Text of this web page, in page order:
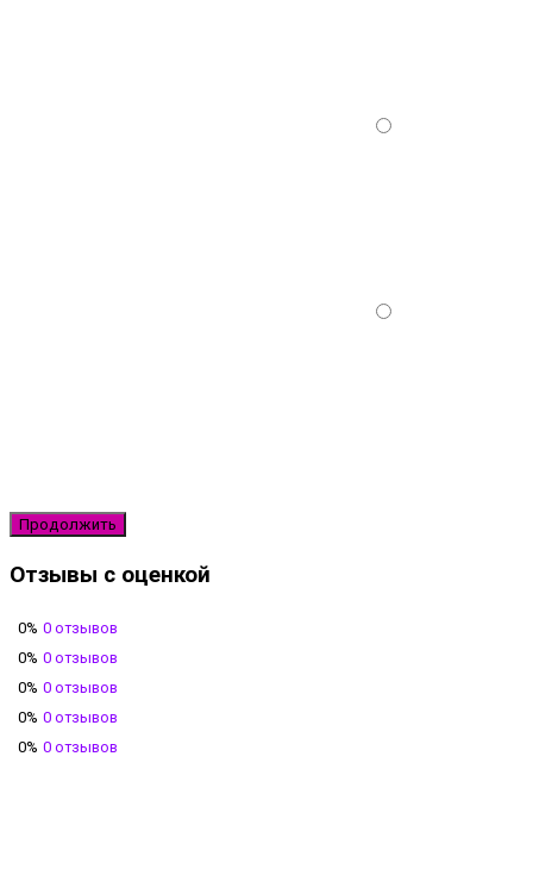
Продолжить
Отзывы с оценкой
0% 0 отзывов
0% 0 отзывов
0% 0 отзывов
0% 0 отзывов
0% 0 отзывов